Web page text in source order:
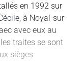
en 1992 sur
à Noyal-sur-
avec eux au
traites se sont
sièges